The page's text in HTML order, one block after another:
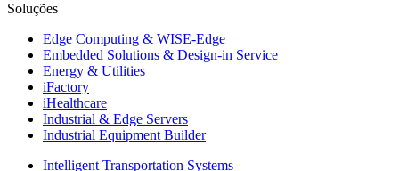
Soluções
Edge Computing & WISE-Edge
Embedded Solutions & Design-in Service
Energy & Utilities
iFactory
iHealthcare
Industrial & Edge Servers
Industrial Equipment Builder
Intelligent Transportation Systems